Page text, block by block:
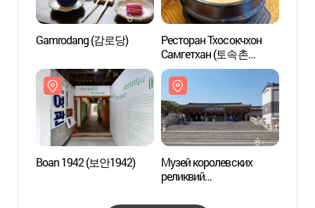
Gamrodang (감로당)
Ресторан Тхосокчхон
Самгетхан (토속촌
삼계탕)
Boan 1942 (보안1942)
Музей королевских
реликвий